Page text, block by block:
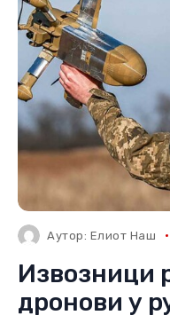
Аутор: Елиот Наш
Извозници
дронови у